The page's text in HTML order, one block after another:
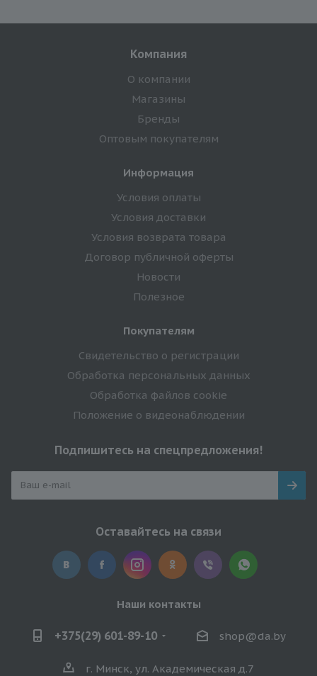
Компания
О компании
Магазины
Бренды
Оптовым покупателям
Информация
Условия оплаты
Условия доставки
Условия возврата товара
Договор публичной оферты
Новости
Полезное
Покупателям
Свидетельство о регистрации
Обработка персональных данных
Обработка файлов cookie
Положение о видеонаблюдении
Подпишитесь на спецпредложения!
Оставайтесь на связи
Наши контакты
+375(29) 601-89-10 shop@da.by
г. Минск, ул. Академическая д.7